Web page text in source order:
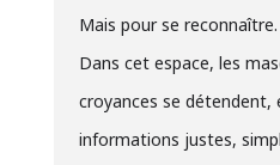
Mais pour se reconnaître.
Dans cet espace, les
croyances se détendent,
informations justes,